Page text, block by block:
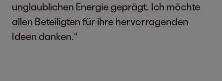
unglaublichen Energie geprägt. Ich möchte
allen Beteiligten für ihre hervorragenden
Ideen danken.“